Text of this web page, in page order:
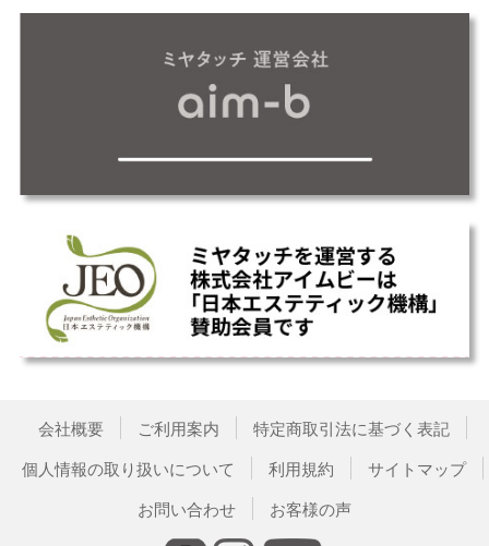
会社概要 ご利用案内
特定商取引法に基づく表記
個人情報の取り扱いについて
利用規約
サイトマップ
お問い合わせ
お客様の声